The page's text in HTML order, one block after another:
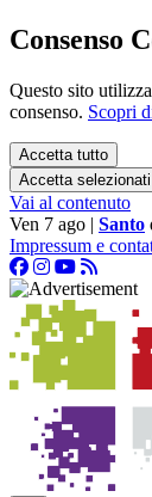
Consenso
Questo sito
consenso. Scopri
Accetta tutto
Accetta selezionati
Vai al contenuto
Ven 7 ago | Santo
Impressum e